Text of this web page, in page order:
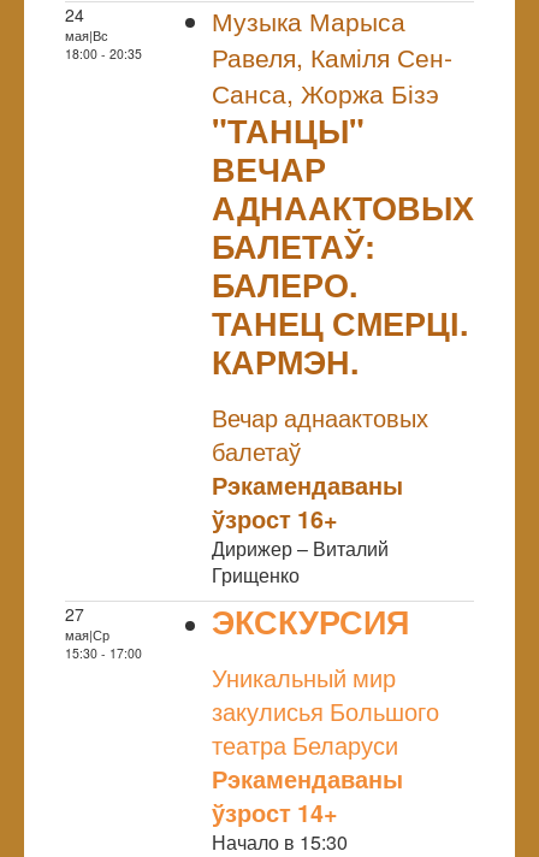
24
мая|Вс
18:00 - 20:35
Музыка Марыса
Равеля, Каміля Сен-
Санса, Жоржа Бізэ
"ТАНЦЫ"
ВЕЧАР
АДНААКТОВЫХ
БАЛЕТАЎ:
БАЛЕРО.
ТАНЕЦ СМЕРЦІ.
КАРМЭН.
Вечар аднаактовых
балетаў
Рэкамендаваны
ўзрост 16+
Дирижер – Виталий
Грищенко
27
мая|Ср
15:30 - 17:00
ЭКСКУРСИЯ
Уникальный мир
закулисья Большого
театра Беларуси
Рэкамендаваны
ўзрост 14+
Начало в 15:30